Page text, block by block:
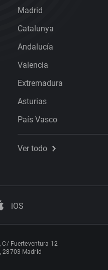
Madrid
Catalunya
Andalucía
Valencia
Extremadura
Asturias
País Vasco
Ver todo
iOS
C/ Fuerteventura 12
28703 Madrid